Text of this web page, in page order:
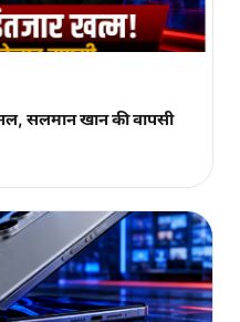
सलमान खान की वापसी